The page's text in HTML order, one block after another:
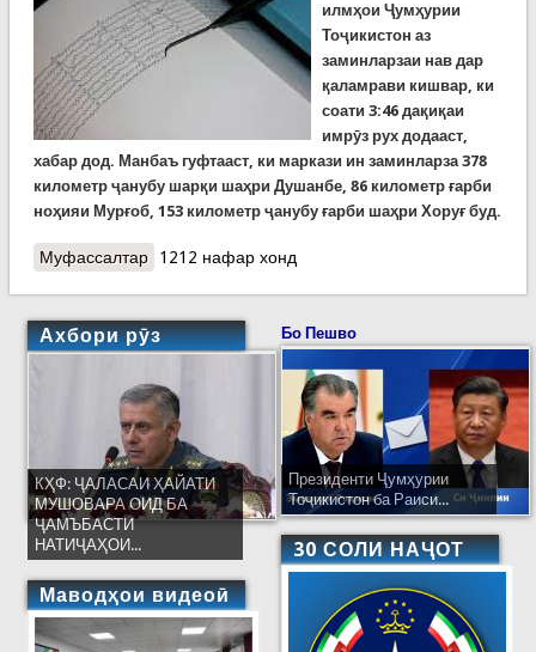
илмҳои Ҷумҳурии
Тоҷикистон аз
заминларзаи нав дар
қаламрави кишвар, ки
соати 3:46 дақиқаи
имрӯз рух додааст,
хабар дод. Манбаъ гуфтааст, ки маркази ин заминларза 378
километр ҷанубу шарқи шаҳри Душанбе, 86 километр ғарби
ноҳияи Мурғоб, 153 километр ҷанубу ғарби шаҳри Хоруғ буд.
Муфассалтаро Заминларзаи субҳи имрӯз дар қаламрави
1212 нафар хонд
Ахбори рӯз
КҲФ: ҶАЛАСАИ ҲАЙАТИ
МУШОВАРА ОИД БА
ҶАМЪБАСТИ
НАТИҶАҲОИ...
Маводҳои видеоӣ
Бо Пешво
Президенти Ҷумҳурии
Тоҷикистон ба Раиси...
30 СОЛИ НАҶОТ